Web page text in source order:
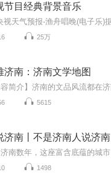
节目经典背景音乐
25万
济南：济南文学地图
5615
济南丨不是济南人说济南
1498